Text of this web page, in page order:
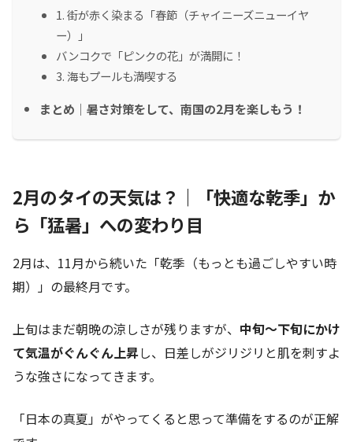
1. 街が赤く染まる「春節（チャイニーズニューイヤ
ー）」
バンコクで「ピンクの花」が満開に！
3. 海もプールも満喫する
まとめ｜暑さ対策をして、南国の2月を楽しもう！
2月のタイの天気は？｜「快適な乾季」か
ら「猛暑」への変わり目
2月は、11月から続いた「乾季（もっとも過ごしやすい時
期）」の最終月です。
上旬はまだ朝晩の涼しさが残りますが、 中旬〜下旬にかけ
て気温がぐんぐん上昇し、日差しがジリジリと肌を刺すよ
うな強さになってきます。
「日本の真夏」がやってくると思って準備をするのが正解